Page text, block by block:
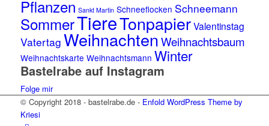
Pflanzen Sankt Martin Schneeflocken Schneemann
SommerTiereTonpapier Valentinstag
Vatertag WeihnachtenWeihnachtsbaum
Weihnachtskarte Weihnachtsmann Winter
Bastelrabe auf Instagram
Folge mir
© Copyright 2018 - bastelrabe.de - Enfold WordPress Theme by
Kriesi